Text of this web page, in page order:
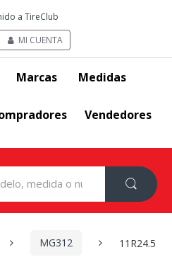
a TireClub
MI CUENTA
Marcas Medidas
Vendedores
MG312
11R24.5